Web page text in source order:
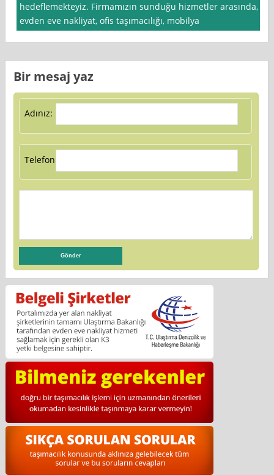
hedeflemekteyiz. Firmamızın sunduğu hizmetler arasında,
evden eve nakliyat, ofis taşımacılığı, mobilya
Bir mesaj yaz
Adınız:
Telefon: